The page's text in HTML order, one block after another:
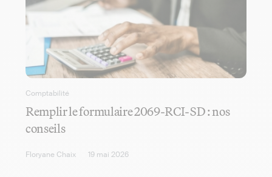
Comptabilité
Remplir le formulaire 2069-RCI-SD : nos
conseils
Floryane Chaix 19 mai 2026